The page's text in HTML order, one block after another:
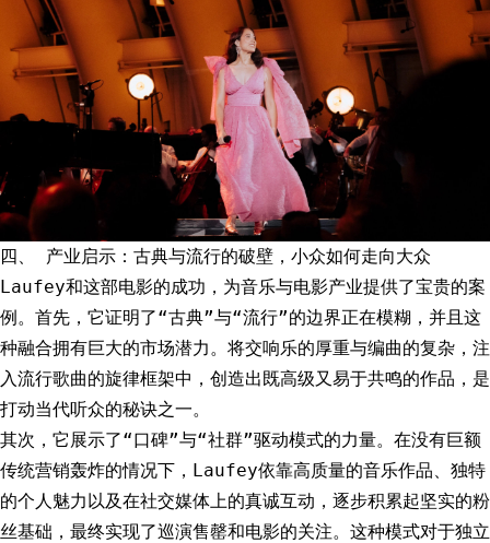
四、 产业启示：古典与流行的破壁，小众如何走向大众
Laufey和这部电影的成功，为音乐与电影产业提供了宝贵的案
例。首先，它证明了“古典”与“流行”的边界正在模糊，并且这
种融合拥有巨大的市场潜力。将交响乐的厚重与编曲的复杂，注
入流行歌曲的旋律框架中，创造出既高级又易于共鸣的作品，是
打动当代听众的秘诀之一。
其次，它展示了“口碑”与“社群”驱动模式的力量。在没有巨额
传统营销轰炸的情况下，Laufey依靠高质量的音乐作品、独特
的个人魅力以及在社交媒体上的真诚互动，逐步积累起坚实的粉
丝基础，最终实现了巡演售罄和电影的关注。这种模式对于独立